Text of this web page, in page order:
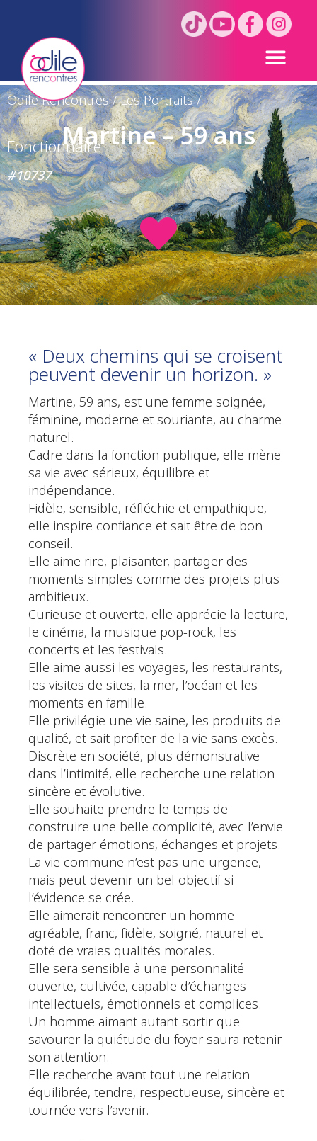
Odile Rencontres/Les Portraits/
Martine – 59 ans
Fonctionnaire
#10737
« Deux chemins qui se croisent
peuvent devenir un horizon. »
Martine, 59 ans, est une femme soignée,
féminine, moderne et souriante, au charme
naturel.
Cadre dans la fonction publique, elle mène
sa vie avec sérieux, équilibre et
indépendance.
Fidèle, sensible, réfléchie et empathique,
elle inspire confiance et sait être de bon
conseil.
Elle aime rire, plaisanter, partager des
moments simples comme des projets plus
ambitieux.
Curieuse et ouverte, elle apprécie la lecture,
le cinéma, la musique pop-rock, les
concerts et les festivals.
Elle aime aussi les voyages, les restaurants,
les visites de sites, la mer, l’océan et les
moments en famille.
Elle privilégie une vie saine, les produits de
qualité, et sait profiter de la vie sans excès.
Discrète en société, plus démonstrative
dans l’intimité, elle recherche une relation
sincère et évolutive.
Elle souhaite prendre le temps de
construire une belle complicité, avec l’envie
de partager émotions, échanges et projets.
La vie commune n’est pas une urgence,
mais peut devenir un bel objectif si
l’évidence se crée.
Elle aimerait rencontrer un homme
agréable, franc, fidèle, soigné, naturel et
doté de vraies qualités morales.
Elle sera sensible à une personnalité
ouverte, cultivée, capable d’échanges
intellectuels, émotionnels et complices.
Un homme aimant autant sortir que
savourer la quiétude du foyer saura retenir
son attention.
Elle recherche avant tout une relation
équilibrée, tendre, respectueuse, sincère et
tournée vers l’avenir.